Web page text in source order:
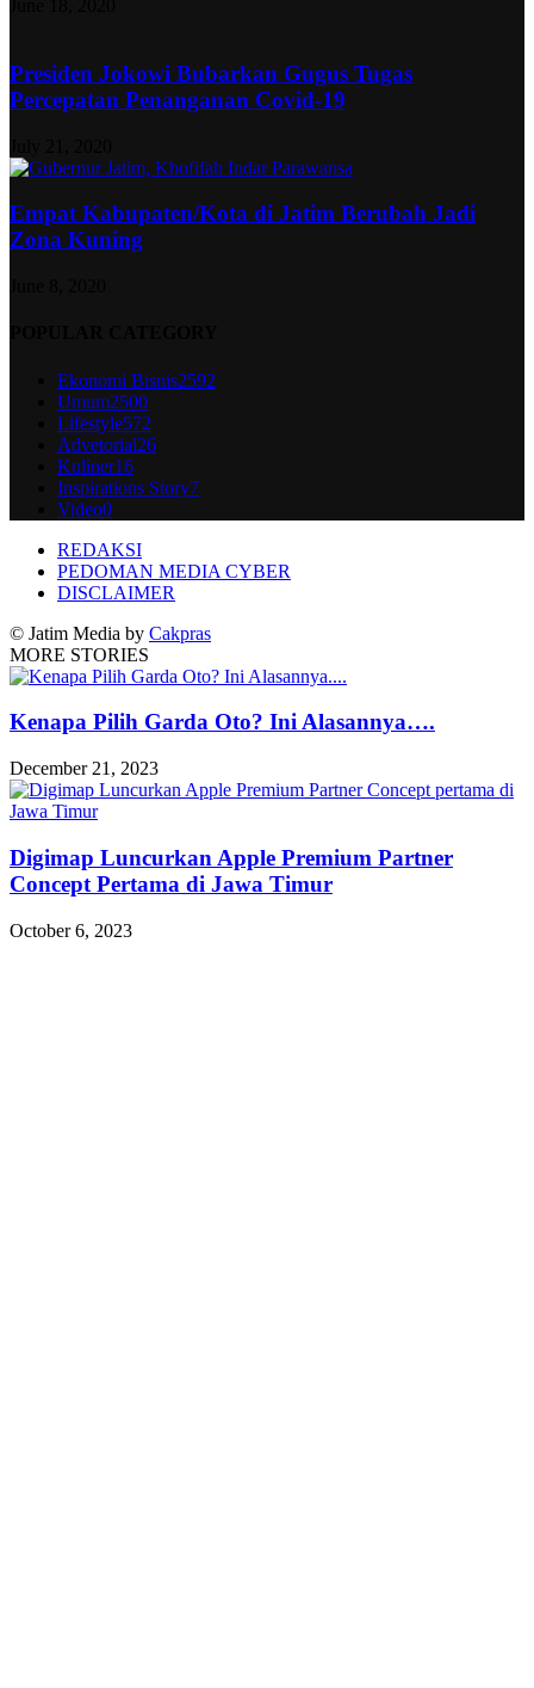
Presiden Jokowi Bubarkan Gugus Tugas
Percepatan Penanganan Covid-19
Empat Kabupaten/Kota di Jatim Berubah Jadi
Zona Kuning
Ekonomi Bisnis2592
Umum2500
Lifestyle572
Advetorial26
Kuliner16
Inspirations Story7
Video0
REDAKSI
PEDOMAN MEDIA CYBER
DISCLAIMER
© Jatim Media by Cakpras
MORE STORIES
Kenapa Pilih Garda Oto? Ini Alasannya….
December 21, 2023
Digimap Luncurkan Apple Premium Partner
Concept Pertama di Jawa Timur
October 6, 2023